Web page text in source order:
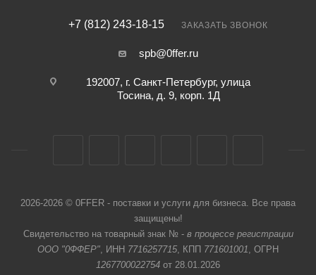
+7 (812) 243-18-15 ЗАКАЗАТЬ ЗВОНОК
spb@0ffer.ru
192007, г. Санкт-Петербург, улица
Тосина, д. 9, корп. 1Д
2026-2026 © 0FFER - поставки и услуги для бизнеса. Все права
защищены!
Свидетельство на товарный знак № - в процессе регистрации
ООО "0ФФЕР", ИНН 7716257715, КПП 771601001, ОГРН
1267700022754 от 28.01.2026